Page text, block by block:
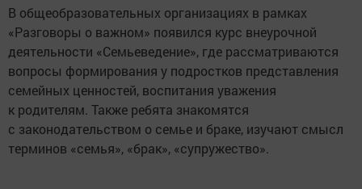
В общеобразовательных организациях в рамках
«Разговоры о важном» появился курс внеурочной
деятельности «Семьеведение», где рассматриваются
вопросы формирования у подростков представления
семейных ценностей, воспитания уважения
к родителям. Также ребята знакомятся
с законодательством о семье и браке, изучают смысл
терминов «семья», «брак», «супружество».